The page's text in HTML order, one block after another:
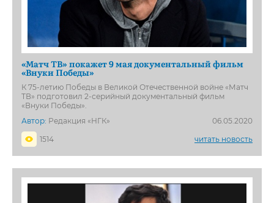
«Матч ТВ» покажет 9 мая документальный фильм
«Внуки Победы»
К 75-летию Победы в Великой Отечественной войне «Матч
ТВ» подготовил 2-серийный документальный фильм
«Внуки Победы».
Автор: Редакция «НГК»
06.05.2020
1514
читать новость